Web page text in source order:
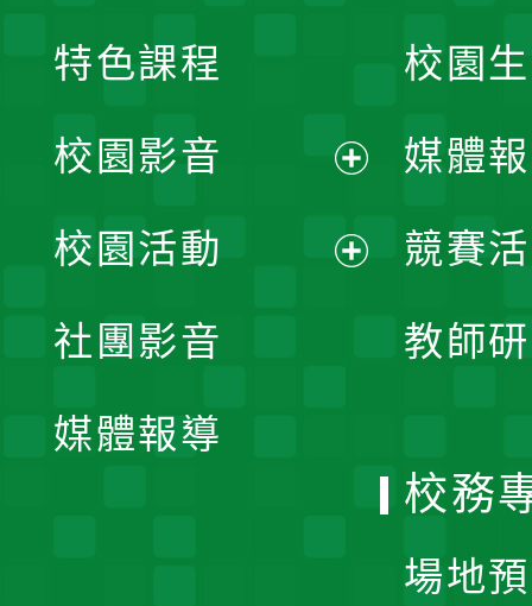
校園
媒體
競賽
教師
特色課程
校園影音
開
校園活動
社團影音
媒體報導
校務
場地